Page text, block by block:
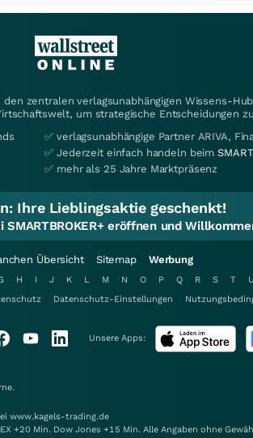
zentralen verlagsunabhängigen Wissens-
um strategische Entscheidungen
✅ verlagsunabhängige Partner ARIVA,
✅ Jederzeit einfach handeln beim
✅ mehr als 25 Jahre Marktpräsenz
Ihre Lieblingsaktie geschenkt!
eröffnen und
Übersicht Sitemap Werbung
H I J K L M N O P Q R S T U
Datenschutz-Einstellungen
Unsere Apps:
www.kagels-trading.de
+20 Min. Dow Jones +15 Min. Alle Angaben ohne